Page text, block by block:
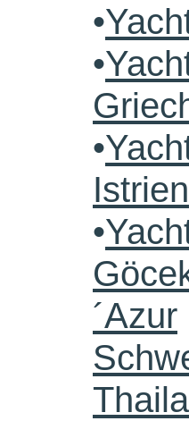
•
•
•
Istrien
•
´Azur